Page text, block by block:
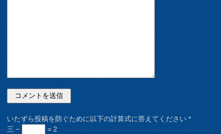
いたずら投稿を防ぐために以下の計算式に答えてください*
三 −
= 2